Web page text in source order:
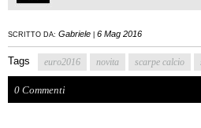
SCRITTO DA: Gabriele 6 Mag 2016
Tags euro2016 novita scarpe calcio
0 Commenti